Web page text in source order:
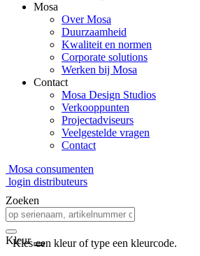
Mosa
Over Mosa
Duurzaamheid
Kwaliteit en normen
Corporate solutions
Werken bij Mosa
Contact
Mosa Design Studios
Verkooppunten
Projectadviseurs
Veelgestelde vragen
Contact
Mosa consumenten
login distributeurs
Zoeken
Kleur
Kies een kleur of type een kleurcode.